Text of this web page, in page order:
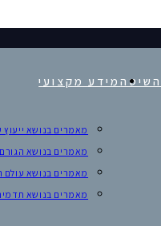
השיטהמידע מקצועי
מאמרים בנושא ייעוץ
מאמרים בנושא
מאמרים בנושא עולם
מאמרים בנושא